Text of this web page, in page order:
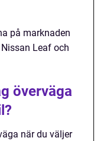
på marknaden
Leaf och
överväga
när du väljer